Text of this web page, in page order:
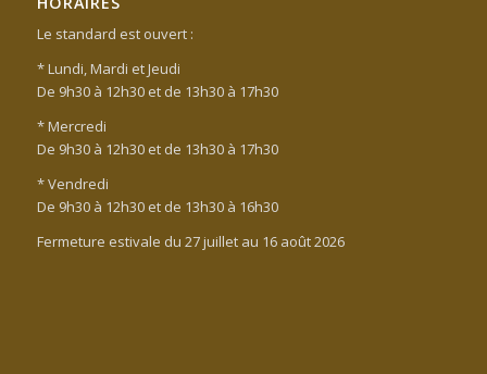
Le standard est ouvert :
* Lundi, Mardi et Jeudi
De 9h30 à 12h30 et de 13h30 à 17h30
* Mercredi
De 9h30 à 12h30 et de 13h30 à 17h30
* Vendredi
De 9h30 à 12h30 et de 13h30 à 16h30
Fermeture estivale du 27 juillet au 16 août 2026